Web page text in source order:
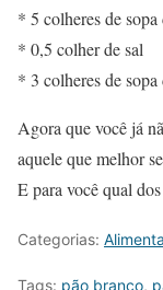
* 5 colheres de
* 0,5 colher de sal
* 3 colheres de
Agora que você já
aquele que melhor
E para você qual
Categorias:
Tags: pão branco,